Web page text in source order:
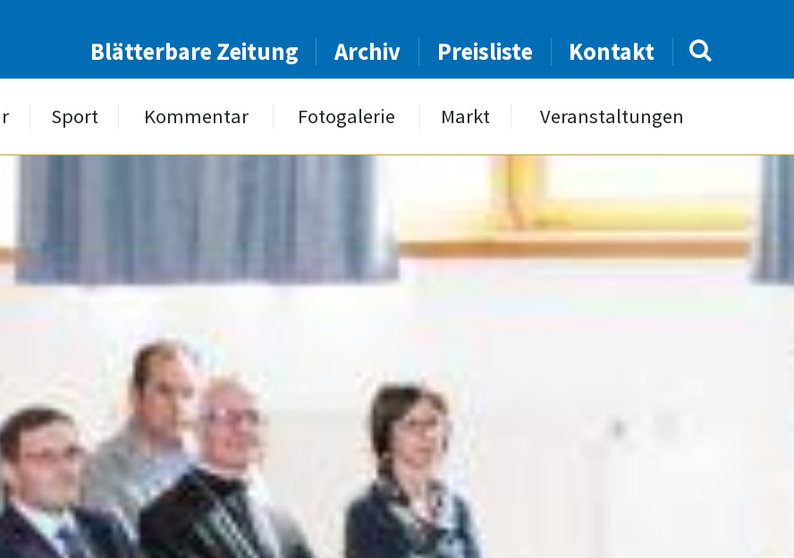
Blätterbare Zeitung Archiv Preisliste Kontakt
Sport Kommentar Fotogalerie Markt Veranstaltungen